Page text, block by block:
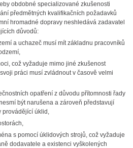
obdobné specializované zkušenosti
předmětných kvalifikačních požadavků
hromadné dopravy neshledává zadavatel
důvodů:
a uchazeč musí mít základnu pracovníků
což vyžaduje mimo jiné zkušenost
práci musí zvládnout v časově velmi
opatření z důvodu přítomnosti řady
být narušena a zároveň představují
provádějící úklid,
s pomocí úklidových strojů, což vyžaduje
dodavatele a existenci vyškolených